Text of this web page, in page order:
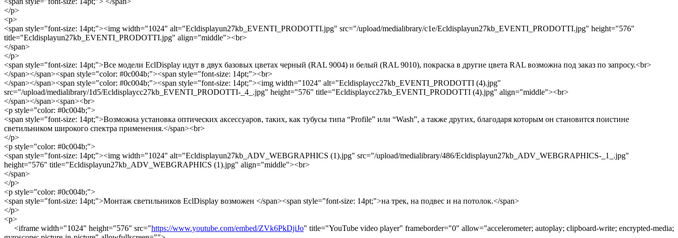
</p>
<p>
<span style="font-size: 14pt;"><img width="1024" alt="Ecldisplayun27kb_EVENTI_PRODOTTI.jpg" src="/upload/medialibrary/c1e/Ecldisplayun27kb_EVENTI_PRODOTTI.jpg" height="576"
title="Ecldisplayun27kb_EVENTI_PRODOTTI.jpg" align="middle"><br>
</span>
</p>
<span style="font-size: 14pt;">Все модели EclDisplay идут в двух базовых цветах черный (RAL 9004) и белый (RAL 9010), покраска в другие цвета RAL возможна под заказ по запросу.<br>
</span></span><span style="color: #0c004b;"><span style="font-size: 14pt;"><br>
</span></span><span style="color: #0c004b;"><span style="font-size: 14pt;"><img width="1024" alt="Ecldisplaycc27kb_EVENTI_PRODOTTI (4).jpg"
src="/upload/medialibrary/1d5/Ecldisplaycc27kb_EVENTI_PRODOTTI-_4_.jpg" height="576" title="Ecldisplaycc27kb_EVENTI_PRODOTTI (4).jpg" align="middle"><br>
</span></span><span><br>
<p style="color: #0c004b;">
<span style="font-size: 14pt;">Возможна установка оптических аксессуаров, таких, как тубусы типа “Profile” или “Wash”, а также других, благодаря которым он становится поистине
светильником широкого спектра применения.</span><br>
</p>
<p style="color: #0c004b;">
<span style="font-size: 14pt;"><img width="1024" alt="Ecldisplayun27kb_ADV_WEBGRAPHICS (1).jpg" src="/upload/medialibrary/486/Ecldisplayun27kb_ADV_WEBGRAPHICS-_1_.jpg"
height="576" title="Ecldisplayun27kb_ADV_WEBGRAPHICS (1).jpg" align="middle"><br>
</span>
</p>
<p style="color: #0c004b;">
<span style="font-size: 14pt;">Монтаж светильников EclDisplay возможен </span><span style="font-size: 14pt;">на трек, на подвес и на потолок.</span>
</p>
<p>
<iframe width="1024" height="576" src="https://www.youtube.com/embed/ZVk6PkDjiJo" title="YouTube video player" frameborder="0" allow="accelerometer; autoplay; clipboard-write; encrypted-media;